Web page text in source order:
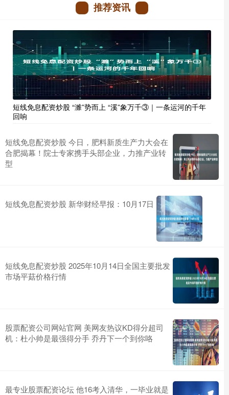
推荐资讯
短线免息配资炒股 “濉”势而上 “溪”象万千③｜一条运河的千年
回响
短线免息配资炒股 今日，肥料新质生产力大会在
合肥揭幕！院士专家携手头部企业，力推产业转
型
短线免息配资炒股 新华财经早报：10月17日
短线免息配资炒股 2025年10月14日全国主要批发
市场平菇价格行情
股票配资公司网站官网 美网友热议KD得分超司
机：杜小帅是最强得分手 乔丹下一个到你咯
最专业股票配资论坛 他16考入清华，一毕业就是